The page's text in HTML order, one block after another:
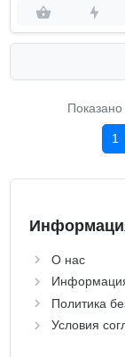
1
О нас
Политика
Условия